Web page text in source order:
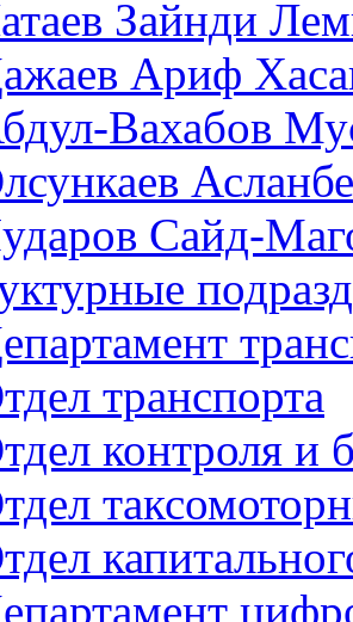
Зайнди
Ариф
Вахабов
Сайд-
транспорта
контроля и